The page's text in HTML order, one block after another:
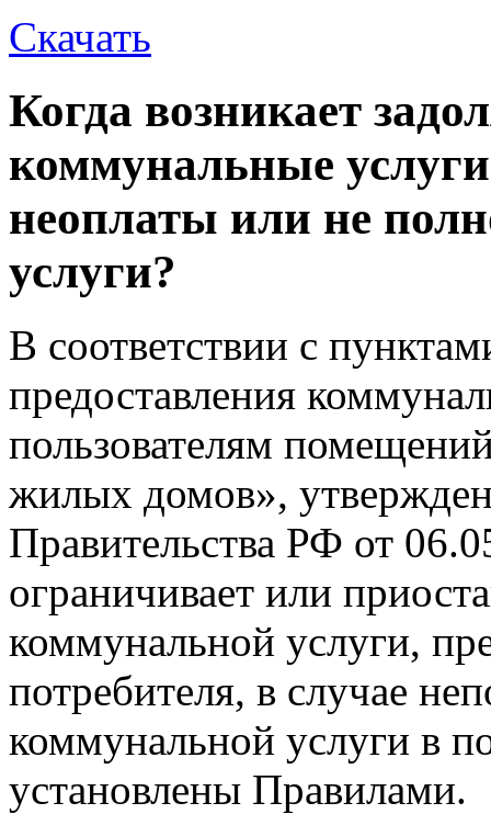
Скачать
Когда возникает
коммунальные
неоплаты или не
услуги?
В соответствии с
предоставления
пользователям
жилых домов»,
Правительства РФ от
ограничивает или
коммунальной услуги,
потребителя, в случае
коммунальной услуги в
установлены Правилами.